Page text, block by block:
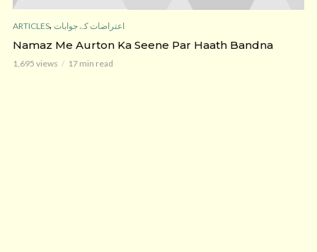
ARTICLES, اعتراضات کے جوابات
Namaz Me Aurton Ka Seene Par Haath Bandna
1,695 views 17 min read